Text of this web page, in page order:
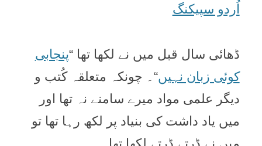
اُردو سپیکنگ
ڈھائی سال قبل میں نے لکھا تھا “پنجابی
کوئی زبان نہیں“۔ چونکہ متعلقہ کُتب و
دیگر علمی مواد میرے سامنے نہ تھا اور
میں یاد داشت کی بنیاد پر لکھ رہا تھا تو